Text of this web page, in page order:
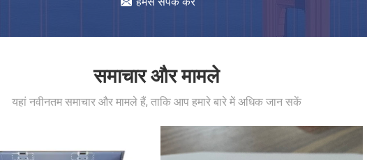
फ्लोर प्रोटेक्शन 3 मिमी पॉलीप्रोपाइलीन फ्लेवर्ड बोर्ड
समाचार और मामले
यहां नवीनतम समाचार और मामले हैं, ताकि आप हमारे बारे में अधिक जान सकें